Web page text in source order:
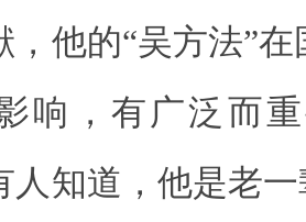
，他的“吴方法”
响，有广泛而
人知道，他是老